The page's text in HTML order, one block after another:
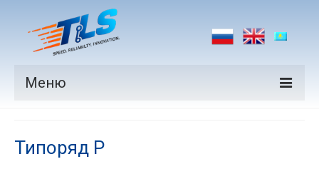
Меню
Производители
Типоряд P